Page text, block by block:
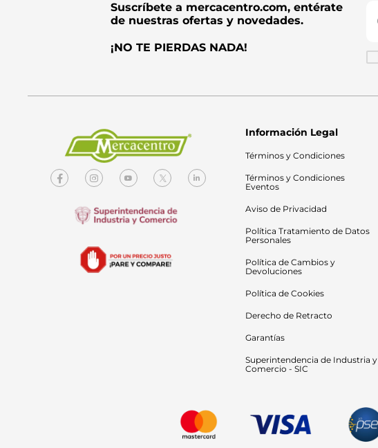
Suscríbete a mercacentro.com, entérate
de nuestras ofertas y novedades.
¡NO TE PIERDAS NADA!
Información Legal
Términos y Condiciones
Términos y Condiciones
Eventos
Aviso de Privacidad
Política Tratamiento de Datos
Personales
Política de Cambios y
Devoluciones
Política de Cookies
Derecho de Retracto
Garantías
Superintendencia de Industria y
Comercio - SIC